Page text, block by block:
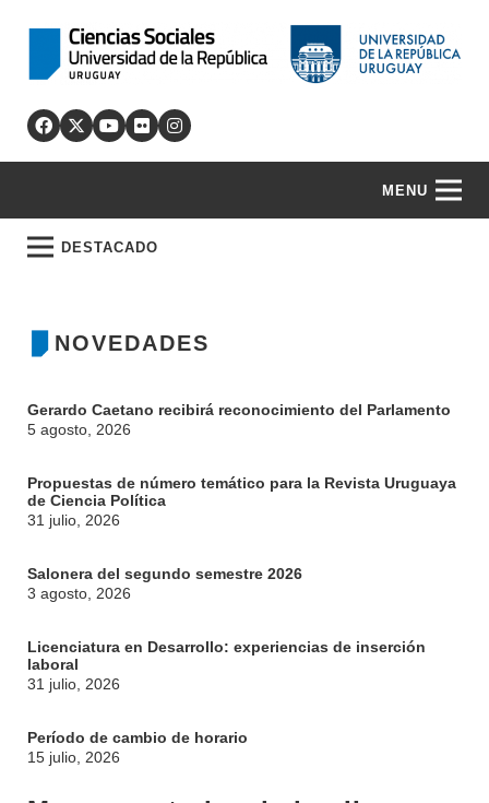
MENU
DESTACADO
NOVEDADES
Gerardo Caetano recibirá reconocimiento del Parlamento
5 agosto, 2026
Propuestas de número temático para la Revista Uruguaya
de Ciencia Política
31 julio, 2026
Salonera del segundo semestre 2026
3 agosto, 2026
Licenciatura en Desarrollo: experiencias de inserción
laboral
31 julio, 2026
Período de cambio de horario
15 julio, 2026